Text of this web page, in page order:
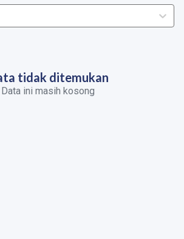
tidak ditemukan
Data ini masih kosong